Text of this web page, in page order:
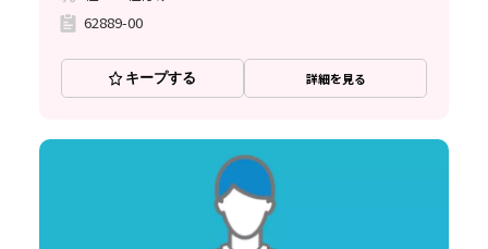
62889-00
キープする 詳細を見る